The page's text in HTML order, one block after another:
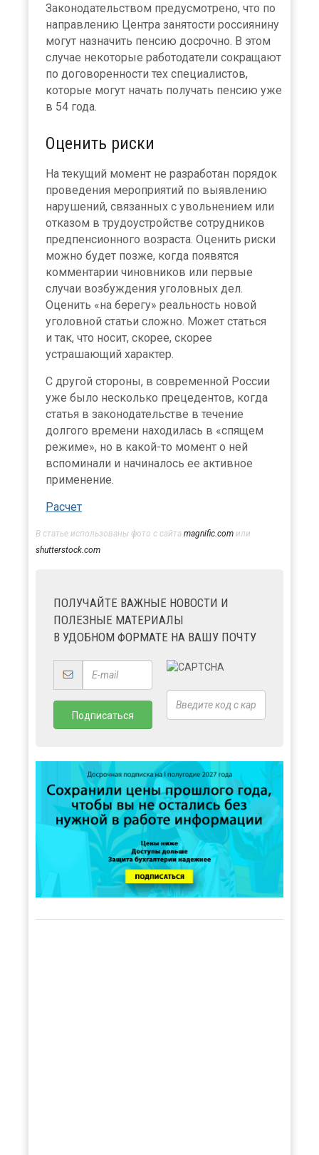
Законодательством предусмотрено, что по
направлению Центра занятости россиянину
могут назначить пенсию досрочно. В этом
случае некоторые работодатели сокращают
по договоренности тех специалистов,
которые могут начать получать пенсию уже
в 54 года.
Оценить риски
На текущий момент не разработан порядок
проведения мероприятий по выявлению
нарушений, связанных с увольнением или
отказом в трудоустройстве сотрудников
предпенсионного возраста. Оценить риски
можно будет позже, когда появятся
комментарии чиновников или первые
случаи возбуждения уголовных дел.
Оценить «на берегу» реальность новой
уголовной статьи сложно. Может статься
и так, что носит, скорее, скорее
устрашающий характер.
С другой стороны, в современной России
уже было несколько прецедентов, когда
статья в законодательстве в течение
долгого времени находилась в «спящем
режиме», но в какой-то момент о ней
вспоминали и начиналось ее активное
применение.
Расчет
В статье использованы фото с сайта magnific.com или
shutterstock.com
ПОЛУЧАЙТЕ ВАЖНЫЕ НОВОСТИ И
ПОЛЕЗНЫЕ МАТЕРИАЛЫ
В УДОБНОМ ФОРМАТЕ НА ВАШУ ПОЧТУ